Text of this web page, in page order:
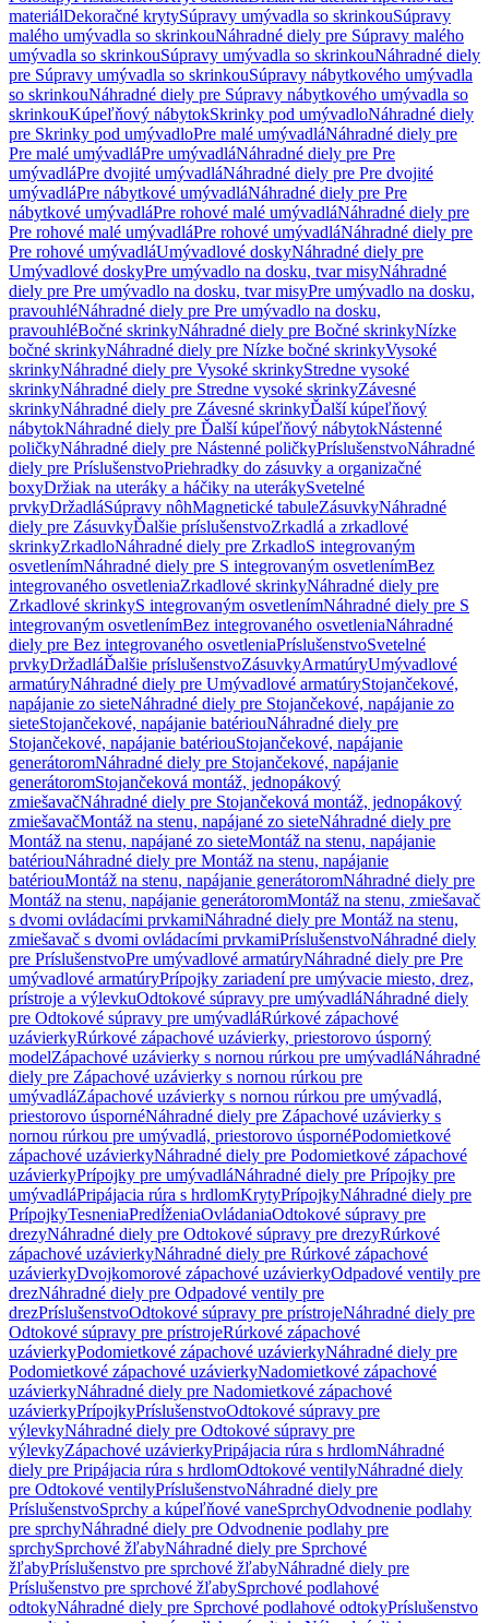
materiálDekoračné krytySúpravy umývadla so skrinkouSúpravy
malého umývadla so skrinkouNáhradné diely pre Súpravy malého
umývadla so skrinkouSúpravy umývadla so skrinkouNáhradné diely
pre Súpravy umývadla so skrinkouSúpravy nábytkového umývadla
so skrinkouNáhradné diely pre Súpravy nábytkového umývadla so
skrinkouKúpeľňový nábytokSkrinky pod umývadloNáhradné diely
pre Skrinky pod umývadloPre malé umývadláNáhradné diely pre
Pre malé umývadláPre umývadláNáhradné diely pre Pre
umývadláPre dvojité umývadláNáhradné diely pre Pre dvojité
umývadláPre nábytkové umývadláNáhradné diely pre Pre
nábytkové umývadláPre rohové malé umývadláNáhradné diely pre
Pre rohové malé umývadláPre rohové umývadláNáhradné diely pre
Pre rohové umývadláUmývadlové doskyNáhradné diely pre
Umývadlové doskyPre umývadlo na dosku, tvar misyNáhradné
diely pre Pre umývadlo na dosku, tvar misyPre umývadlo na dosku,
pravouhléNáhradné diely pre Pre umývadlo na dosku,
pravouhléBočné skrinkyNáhradné diely pre Bočné skrinkyNízke
bočné skrinkyNáhradné diely pre Nízke bočné skrinkyVysoké
skrinkyNáhradné diely pre Vysoké skrinkyStredne vysoké
skrinkyNáhradné diely pre Stredne vysoké skrinkyZávesné
skrinkyNáhradné diely pre Závesné skrinkyĎalší kúpeľňový
nábytokNáhradné diely pre Ďalší kúpeľňový nábytokNástenné
poličkyNáhradné diely pre Nástenné poličkyPríslušenstvoNáhradné
diely pre PríslušenstvoPriehradky do zásuvky a organizačné
boxyDržiak na uteráky a háčiky na uterákySvetelné
prvkyDržadláSúpravy nôhMagnetické tabuleZásuvkyNáhradné
diely pre ZásuvkyĎalšie príslušenstvoZrkadlá a zrkadlové
skrinkyZrkadloNáhradné diely pre ZrkadloS integrovaným
osvetlenímNáhradné diely pre S integrovaným osvetlenímBez
integrovaného osvetleniaZrkadlové skrinkyNáhradné diely pre
Zrkadlové skrinkyS integrovaným osvetlenímNáhradné diely pre S
integrovaným osvetlenímBez integrovaného osvetleniaNáhradné
diely pre Bez integrovaného osvetleniaPríslušenstvoSvetelné
prvkyDržadláĎalšie príslušenstvoZásuvkyArmatúryUmývadlové
armatúryNáhradné diely pre Umývadlové armatúryStojančekové,
napájanie zo sieteNáhradné diely pre Stojančekové, napájanie zo
sieteStojančekové, napájanie batériouNáhradné diely pre
Stojančekové, napájanie batériouStojančekové, napájanie
generátoromNáhradné diely pre Stojančekové, napájanie
generátoromStojančeková montáž, jednopákový
zmiešavačNáhradné diely pre Stojančeková montáž, jednopákový
zmiešavačMontáž na stenu, napájané zo sieteNáhradné diely pre
Montáž na stenu, napájané zo sieteMontáž na stenu, napájanie
batériouNáhradné diely pre Montáž na stenu, napájanie
batériouMontáž na stenu, napájanie generátoromNáhradné diely pre
Montáž na stenu, napájanie generátoromMontáž na stenu, zmiešavač
s dvomi ovládacími prvkamiNáhradné diely pre Montáž na stenu,
zmiešavač s dvomi ovládacími prvkamiPríslušenstvoNáhradné diely
pre PríslušenstvoPre umývadlové armatúryNáhradné diely pre Pre
umývadlové armatúryPrípojky zariadení pre umývacie miesto, drez,
prístroje a výlevkuOdtokové súpravy pre umývadláNáhradné diely
pre Odtokové súpravy pre umývadláRúrkové zápachové
uzávierkyRúrkové zápachové uzávierky, priestorovo úsporný
modelZápachové uzávierky s nornou rúrkou pre umývadláNáhradné
diely pre Zápachové uzávierky s nornou rúrkou pre
umývadláZápachové uzávierky s nornou rúrkou pre umývadlá,
priestorovo úspornéNáhradné diely pre Zápachové uzávierky s
nornou rúrkou pre umývadlá, priestorovo úspornéPodomietkové
zápachové uzávierkyNáhradné diely pre Podomietkové zápachové
uzávierkyPrípojky pre umývadláNáhradné diely pre Prípojky pre
umývadláPripájacia rúra s hrdlomKrytyPrípojkyNáhradné diely pre
PrípojkyTesneniaPredĺženiaOvládaniaOdtokové súpravy pre
drezyNáhradné diely pre Odtokové súpravy pre drezyRúrkové
zápachové uzávierkyNáhradné diely pre Rúrkové zápachové
uzávierkyDvojkomorové zápachové uzávierkyOdpadové ventily pre
drezNáhradné diely pre Odpadové ventily pre
drezPríslušenstvoOdtokové súpravy pre prístrojeNáhradné diely pre
Odtokové súpravy pre prístrojeRúrkové zápachové
uzávierkyPodomietkové zápachové uzávierkyNáhradné diely pre
Podomietkové zápachové uzávierkyNadomietkové zápachové
uzávierkyNáhradné diely pre Nadomietkové zápachové
uzávierkyPrípojkyPríslušenstvoOdtokové súpravy pre
výlevkyNáhradné diely pre Odtokové súpravy pre
výlevkyZápachové uzávierkyPripájacia rúra s hrdlomNáhradné
diely pre Pripájacia rúra s hrdlomOdtokové ventilyNáhradné diely
pre Odtokové ventilyPríslušenstvoNáhradné diely pre
PríslušenstvoSprchy a kúpeľňové vaneSprchyOdvodnenie podlahy
pre sprchyNáhradné diely pre Odvodnenie podlahy pre
sprchySprchové žľabyNáhradné diely pre Sprchové
žľabyPríslušenstvo pre sprchové žľabyNáhradné diely pre
Príslušenstvo pre sprchové žľabySprchové podlahové
odtokyNáhradné diely pre Sprchové podlahové odtokyPríslušenstvo